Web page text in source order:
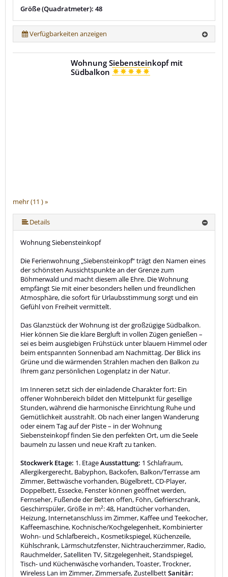
Größe (Quadratmeter): 48
Verfügbarkeiten anzeigen
mehr (11 ) »
mehr (11 ) »
mehr (11 ) »
mehr (11 ) »
mehr (11 ) »
mehr (11 ) »
mehr (11 ) »
mehr (11 ) »
Wohnung Siebensteinkopf mit
Südbalkon
Details
Wohnung Siebensteinkopf
Die Ferienwohnung „Siebensteinkopf“ trägt den Namen eines
der schönsten Aussichtspunkte an der Grenze zum
Böhmerwald und macht diesem alle Ehre. Die Wohnung
empfängt Sie mit einer besonders hellen und freundlichen
Atmosphäre, die sofort für Urlaubsstimmung sorgt und ein
Gefühl von Freiheit vermittelt.
Das Glanzstück der Wohnung ist der großzügige Südbalkon.
Hier können Sie die klare Bergluft in vollen Zügen genießen –
sei es beim ausgiebigen Frühstück unter blauem Himmel oder
beim entspannten Sonnenbad am Nachmittag. Der Blick ins
Grüne und die wärmenden Strahlen machen den Balkon zu
Ihrem ganz persönlichen Logenplatz in der Natur.
Im Inneren setzt sich der einladende Charakter fort: Ein
offener Wohnbereich bildet den Mittelpunkt für gesellige
Stunden, während die harmonische Einrichtung Ruhe und
Gemütlichkeit ausstrahlt. Ob nach einer langen Wanderung
oder einem Tag auf der Piste – in der Wohnung
Siebensteinkopf finden Sie den perfekten Ort, um die Seele
baumeln zu lassen und neue Kraft zu tanken.
Stockwerk Etage: 1. EtageAusstattung: 1 Schlafraum,
Allergikergerecht, Babyphon, Backofen, Balkon/Terrasse am
Zimmer, Bettwäsche vorhanden, Bügelbrett, CD-Player,
Doppelbett, Essecke, Fenster können geöffnet werden,
Fernseher, Fußende der Betten offen, Föhn, Gefrierschrank,
Geschirrspüler, Größe in m²: 48, Handtücher vorhanden,
Heizung, Internetanschluss im Zimmer, Kaffee und Teekocher,
Kaffeemaschine, Kochnische/Kochgelegenheit, Kombinierter
Wohn- und Schlafbereich., Kosmetikspiegel, Küchenzeile,
Kühlschrank, Lärmschutzfenster, Nichtraucherzimmer, Radio,
Rauchmelder, Satelliten TV, Sitzgelegenheit, Standspiegel,
Tisch- und Küchenwäsche vorhanden, Toaster, Trockner,
Wireless Lan im Zimmer, Zimmersafe, ZustellbettSanitär: